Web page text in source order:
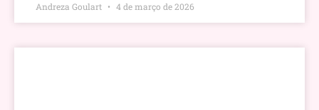
Andreza Goulart 4 de março de 2026